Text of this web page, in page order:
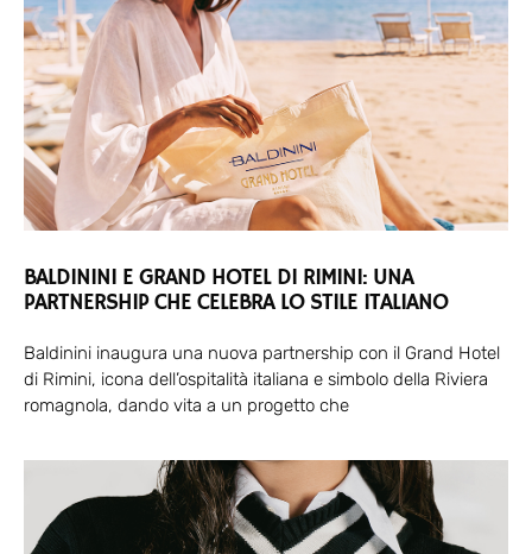
BALDININI E GRAND HOTEL DI RIMINI: UNA
PARTNERSHIP CHE CELEBRA LO STILE ITALIANO
Baldinini inaugura una nuova partnership con il Grand Hotel
di Rimini, icona dell’ospitalità italiana e simbolo della Riviera
romagnola, dando vita a un progetto che